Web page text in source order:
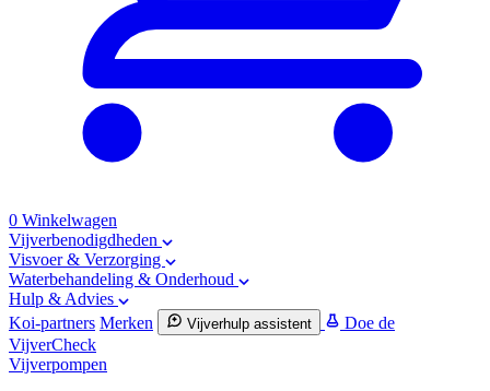
0 Winkelwagen
Vijverbenodigdheden
Visvoer & Verzorging
Waterbehandeling & Onderhoud
Hulp & Advies
Koi-partners Merken Vijverhulp assistent
Doe de
VijverCheck
Vijverpompen